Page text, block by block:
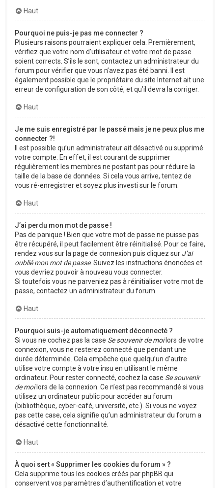
Haut
Pourquoi ne puis-je pas me connecter ?
Plusieurs raisons pourraient expliquer cela. Premièrement,
vérifiez que votre nom d’utilisateur et votre mot de passe
soient corrects. S’ils le sont, contactez un administrateur du
forum pour vérifier que vous n’avez pas été banni. Il est
également possible que le propriétaire du site Internet ait une
erreur de configuration de son côté, et qu’il devra la corriger.
Haut
Je me suis enregistré par le passé mais je ne peux plus me
connecter ?!
Il est possible qu’un administrateur ait désactivé ou supprimé
votre compte. En effet, il est courant de supprimer
régulièrement les membres ne postant pas pour réduire la
taille de la base de données. Si cela vous arrive, tentez de
vous ré-enregistrer et soyez plus investi sur le forum.
Haut
J’ai perdu mon mot de passe !
Pas de panique ! Bien que votre mot de passe ne puisse pas
être récupéré, il peut facilement être réinitialisé. Pour ce faire,
rendez vous sur la page de connexion puis cliquez sur J’ai
oublié mon mot de passe. Suivez les instructions énoncées et
vous devriez pouvoir à nouveau vous connecter.
Si toutefois vous ne parveniez pas à réinitialiser votre mot de
passe, contactez un administrateur du forum.
Haut
Pourquoi suis-je automatiquement déconnecté ?
Si vous ne cochez pas la case Se souvenir de moilors de votre
connexion, vous ne resterez connecté que pendant une
durée déterminée. Cela empêche que quelqu’un d’autre
utilise votre compte à votre insu en utilisant le même
ordinateur. Pour rester connecté, cochez la case Se souvenir
de moilors de la connexion. Ce n’est pas recommandé si vous
utilisez un ordinateur public pour accéder au forum
(bibliothèque, cyber-café, université, etc.). Si vous ne voyez
pas cette case, cela signifie qu’un administrateur du forum a
désactivé cette fonctionnalité.
Haut
À quoi sert « Supprimer les cookies du forum » ?
Cela supprime tous les cookies créés par phpBB qui
conservent vos paramètres d’authentification et votre